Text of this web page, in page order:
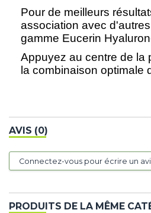
Pour de meilleurs
association avec
gamme Eucerin
Appuyez au centre de la
la combinaison optimale
AVIS (0)
Connectez-vous pour écrire un
PRODUITS DE LA MÊME